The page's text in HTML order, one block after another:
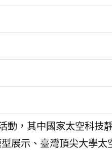
，其中國家太空科技
展示、臺灣頂尖大學太